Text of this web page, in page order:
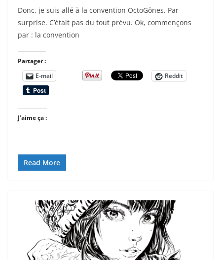
Donc, je suis allé à la convention OctoGônes. Par
surprise. C’était pas du tout prévu. Ok, commençons
par : la convention
Partager :
E-mail
Reddit
J’aime ça :
Read More